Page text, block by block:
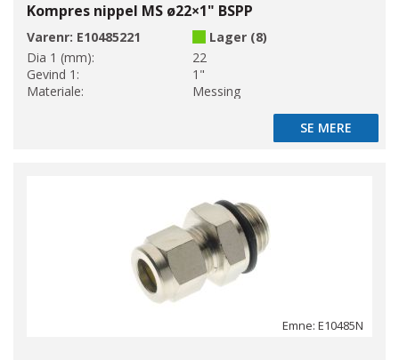
Kompres nippel MS ø22×1" BSPP
Varenr: E10485221
Lager (8)
Dia 1 (mm):
22
Gevind 1:
1"
Materiale:
Messing
SE MERE
SE MERE
Emne: E10485N